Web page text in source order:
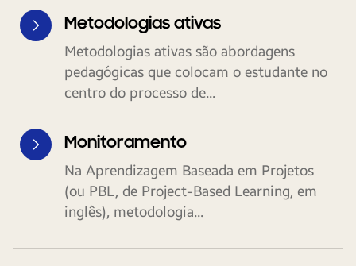
Metodologias ativas
Metodologias ativas são abordagens
pedagógicas que colocam o estudante no
centro do processo de...
Monitoramento
Na Aprendizagem Baseada em Projetos
(ou PBL, de Project-Based Learning, em
inglês), metodologia...